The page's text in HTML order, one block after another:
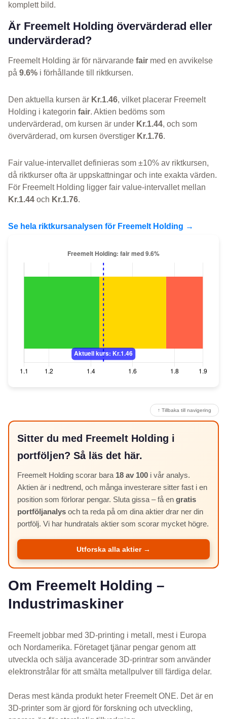
komplett bild.
Är Freemelt Holding övervärderad eller
undervärderad?
Freemelt Holding är för närvarande fair med en avvikelse
på 9.6% i förhållande till riktkursen.
Den aktuella kursen är Kr.1.46, vilket placerar Freemelt
Holding i kategorin fair. Aktien bedöms som
undervärderad, om kursen är under Kr.1.44, och som
övervärderad, om kursen överstiger Kr.1.76.
Fair value-intervallet definieras som ±10% av riktkursen,
då riktkurser ofta är uppskattningar och inte exakta värden.
För Freemelt Holding ligger fair value-intervallet mellan
Kr.1.44 och Kr.1.76.
Se hela riktkursanalysen för Freemelt Holding →
↑ Tillbaka till navigering
Sitter du med Freemelt Holding i
portföljen? Så läs det här.
Freemelt Holding scorar bara 18 av 100 i vår analys.
Aktien är i nedtrend, och många investerare sitter fast i en
position som förlorar pengar. Sluta gissa – få en gratis
portföljanalys och ta reda på om dina aktier drar ner din
portfölj. Vi har hundratals aktier som scorar mycket högre.
Utforska alla aktier →
Om Freemelt Holding –
Industrimaskiner
Freemelt jobbar med 3D-printing i metall, mest i Europa
och Nordamerika. Företaget tjänar pengar genom att
utveckla och sälja avancerade 3D-printrar som använder
elektronstrålar för att smälta metallpulver till färdiga delar.
Deras mest kända produkt heter Freemelt ONE. Det är en
3D-printer som är gjord för forskning och utveckling,